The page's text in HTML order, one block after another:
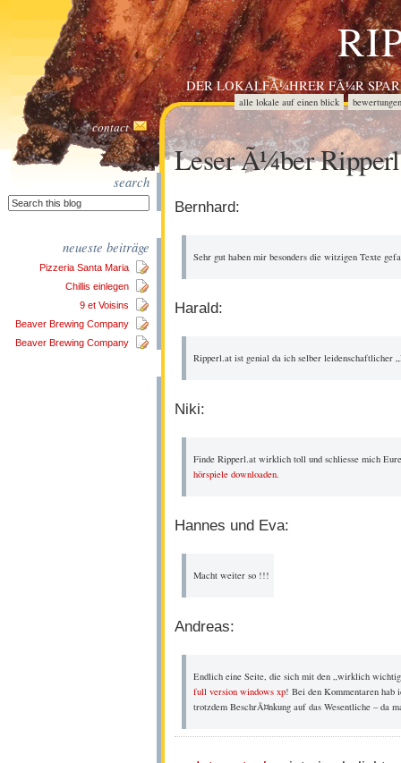
DER LOKALFÃ¼HRER FÃ¼R
alle lokale auf einen blick
bewertungen
impressum
leser ã¼ber ripperl.at
spareribs empfehlungen
unser motto
contact
search
neueste beiträge
Pizzeria Santa Maria
Chillis einlegen
9 et Voisins
Beaver Brewing Company
Beaver Brewing Company
Leser Ã¼ber
Bernhard:
Sehr gut haben mir besonders die witzigen Texte
Harald:
Ripperl.at ist genial da ich selber leidenschaftlicher
Niki:
Finde Ripperl.at wirklich toll und schliesse mich
hörspiele downloaden.
Hannes und Eva:
Macht weiter so !!!
Andreas:
Endlich eine Seite, die sich mit den „wirklich
full version windows xp! Bei den Kommentaren
trotzdem BeschrÃ¤nkung auf das Wesentliche – da